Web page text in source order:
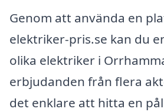
Genom att använda en
elektriker-pris.se kan du
olika elektriker i
erbjudanden från flera
det enklare att hitta en